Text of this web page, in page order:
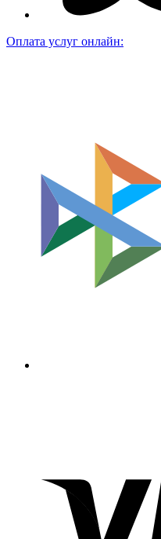
Оплата услуг онлайн: